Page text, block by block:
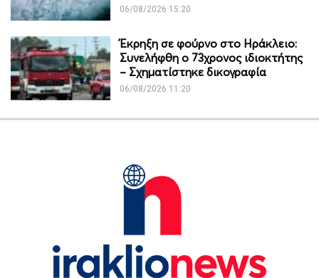
06/08/2026 15:20
Έκρηξη σε φούρνο στο Ηράκλειο:
Συνελήφθη ο 73χρονος ιδιοκτήτης
– Σχηματίστηκε δικογραφία
06/08/2026 11:20